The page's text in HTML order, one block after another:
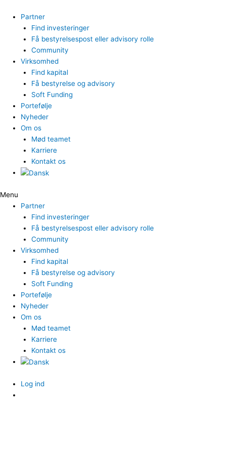
indholdet
Partner
Find investeringer
Få bestyrelsespost eller advisory rolle
Community
Virksomhed
Find kapital
Få bestyrelse og advisory
Soft Funding
Portefølje
Nyheder
Om os
Mød teamet
Karriere
Kontakt os
Menu
Partner
Find investeringer
Få bestyrelsespost eller advisory rolle
Community
Virksomhed
Find kapital
Få bestyrelse og advisory
Soft Funding
Portefølje
Nyheder
Om os
Mød teamet
Karriere
Kontakt os
Log ind